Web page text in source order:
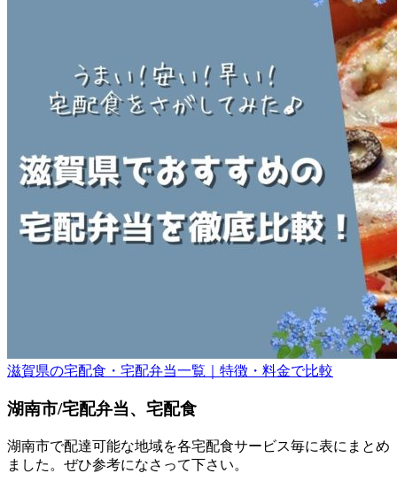
滋賀県の宅配食・宅配弁当一覧｜特徴・料金で比較
湖南市/宅配弁当、宅配食
湖南市で配達可能な地域を各宅配食サービス毎に表にまとめ
ました。ぜひ参考になさって下さい。